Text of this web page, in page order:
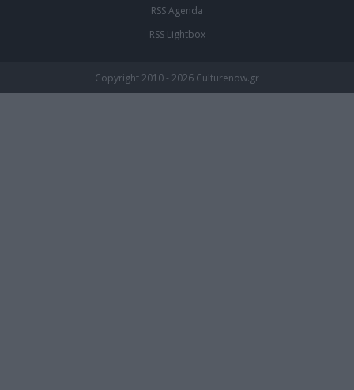
RSS Agenda
RSS Lightbox
Copyright 2010 - 2026 Culturenow.gr